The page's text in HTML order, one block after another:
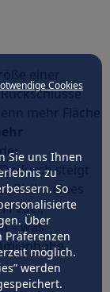
Cookies
Sie uns Ihnen
zu
So
Über
Präferenzen
möglich.
werden
einer
steigt
Risiko eines
Feuer,
– was